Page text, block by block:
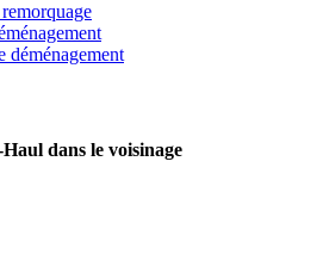
déménagement
dans le voisinage